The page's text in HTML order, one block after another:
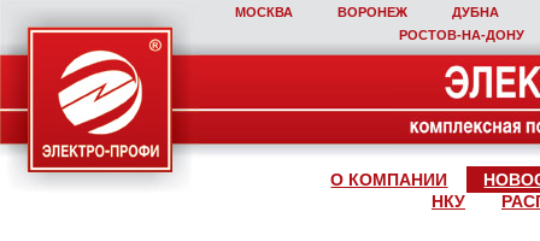
МОСКВА ВОРОНЕЖ
ДУБНА
РОСТОВ‑НА‑ДОНУ
О КОМПАНИИ
НКУ